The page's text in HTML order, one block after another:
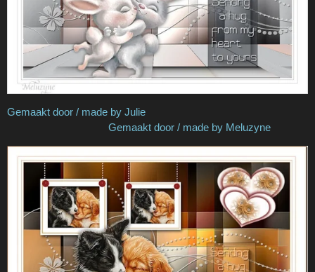
Gemaakt door / made by Julie
Gemaakt door / made by Meluzyne